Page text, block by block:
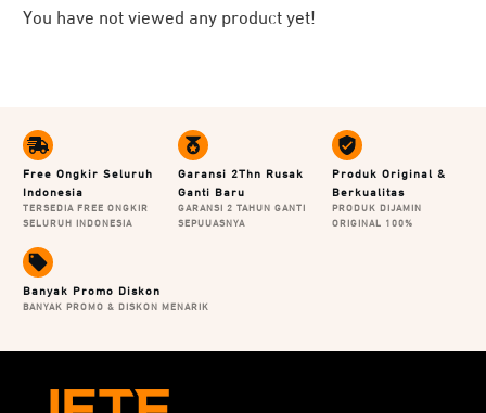
Tonton video selengkapnya, untuk melihat spesifikasi dan
You have not viewed any product yet!
Free Ongkir Seluruh
Indonesia
TERSEDIA FREE ONGKIR
SELURUH INDONESIA
Garansi 2Thn Rusak
Ganti Baru
GARANSI 2 TAHUN GANTI
SEPUUASNYA
Produk Original &
Berkualitas
PRODUK DIJAMIN
ORIGINAL 100%
Banyak Promo Diskon
BANYAK PROMO & DISKON MENARIK